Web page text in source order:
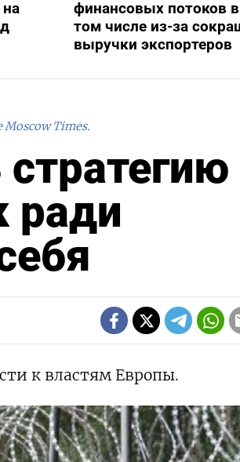
финансовых потоков
том числе из-за
выручки экспортеров
Times.
ради
к властям Европы.